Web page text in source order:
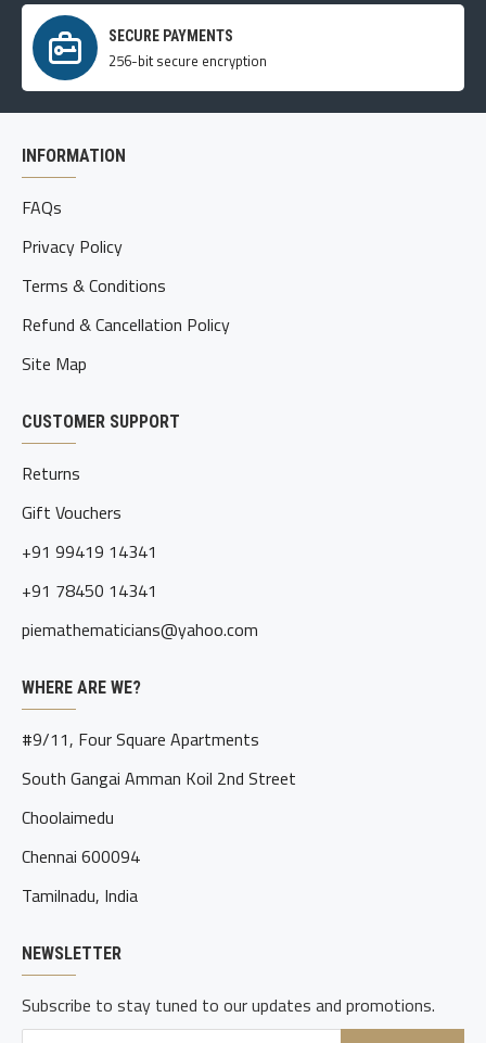
SECURE PAYMENTS
256-bit secure encryption
INFORMATION
FAQs
Privacy Policy
Terms & Conditions
Refund & Cancellation Policy
Site Map
CUSTOMER SUPPORT
Returns
Gift Vouchers
+91 99419 14341
+91 78450 14341
piemathematicians@yahoo.com
WHERE ARE WE?
#9/11, Four Square Apartments
South Gangai Amman Koil 2nd Street
Choolaimedu
Chennai 600094
Tamilnadu, India
NEWSLETTER
Subscribe to stay tuned to our updates and promotions.